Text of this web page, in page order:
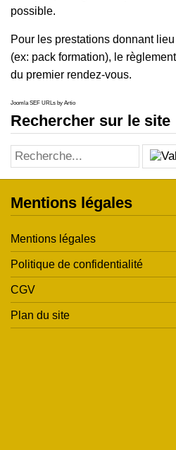
possible.
Pour les prestations donnant
(ex: pack formation), le
du premier rendez-vous.
Joomla SEF URLs by Artio
Rechercher sur le site
Mentions légales
Mentions légales
Politique de confidentialité
CGV
Plan du site